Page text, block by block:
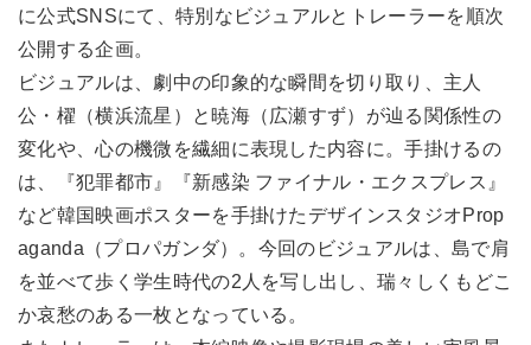
に公式SNSにて、特別なビジュアルとトレーラーを順次
公開する企画。
ビジュアルは、劇中の印象的な瞬間を切り取り、主人
公・櫂（横浜流星）と暁海（広瀬すず）が辿る関係性の
変化や、心の機微を繊細に表現した内容に。手掛けるの
は、『犯罪都市』『新感染 ファイナル・エクスプレス』
など韓国映画ポスターを手掛けたデザインスタジオProp
aganda（プロパガンダ）。今回のビジュアルは、島で肩
を並べて歩く学生時代の2人を写し出し、瑞々しくもどこ
か哀愁のある一枚となっている。